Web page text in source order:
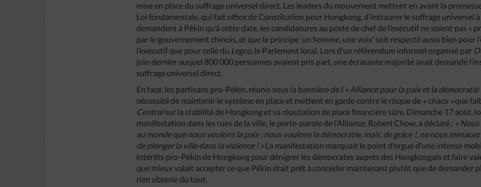
mise en place du suffrage universel direct. Les leaders du mouvement mettent en avant la
Loi fondamentale, qui fait office de Constitution pour Hongkong, d’instaurer le suffrage universel à
demandent à Pékin qu’à cette date, les candidatures au poste de chef de l’exécutif ne soient pas «
par le gouvernement chinois, et que le principe ‘un homme, une voix’ soit respecté aussi bien pour
l’exécutif que pour celle du Legco, le Parlement local. Lors d’un référendum informel organisé par
juin dernier auquel 800 000 personnes avaient pris part, une écrasante majorité avait demandé
suffrage universel direct.
En face, les partisans pro-Pékin, réunis sous la bannière de l’« Alliance pour la paix et la démocratie
nécessité de maintenir le système en place et mettent en garde contre le risque de « chaos » que
Centralsur la stabilité de Hongkong et sa réputation de place financière sûre. Dimanche 17 août,
manifestation dans les rues de la ville, le porte-parole de l’Alliance, Robert Chow, a déclaré : «
au monde que nous voulons la paix ; nous voulons la démocratie, mais, de grâce !, ne nous menacez
de plonger la ville dans la violence ! » La manifestation marquait le point d’orgue d’une intense
intérêts pro-Pékin de Hongkong pour dénigrer les démocrates auprès des Hongkongais et faire
que mieux valait accepter ce que Pékin était prêt à concéder maintenant plutôt que de demander
rien obtenir du tout.